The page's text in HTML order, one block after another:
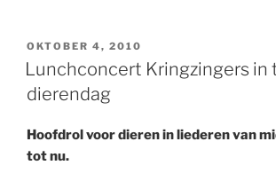
GEPLAATST
OP
OKTOBER 4, 2010
Lunchconcert Kringzingers in
dierendag
Hoofdrol voor dieren in liederen van
tot nu.